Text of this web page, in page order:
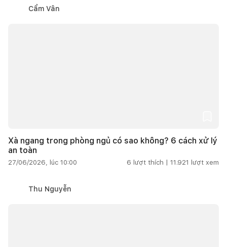
Cẩm Vân
Xà ngang trong phòng ngủ có sao không? 6 cách xử lý
an toàn
27/06/2026, lúc 10:00 6 lượt thích | 11.921 lượt xem
Thu Nguyễn